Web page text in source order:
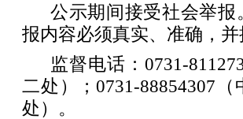
公示期间接受社会举
报内容必须真实、准确，
监督电话：0731-
二处）；0731-88854307
处）。